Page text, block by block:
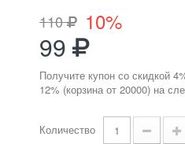
110 10%
99
Получите купон со скидкой
12% (корзина от 20000) на
Количество